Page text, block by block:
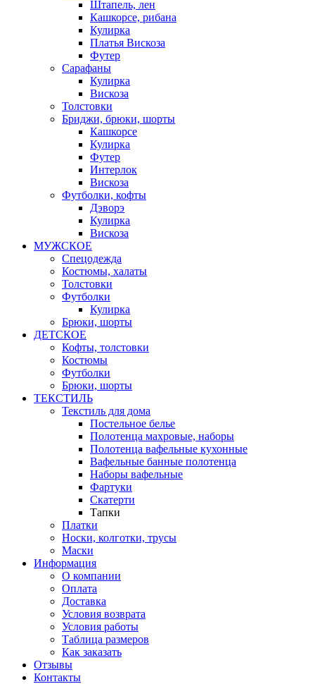
Штапель, лен
Кашкорсе, рибана
Кулирка
Платья Вискоза
Футер
Сарафаны
Кулирка
Вискоза
Толстовки
Бриджи, брюки, шорты
Кашкорсе
Кулирка
Футер
Интерлок
Вискоза
Футболки, кофты
Дэворэ
Кулирка
Вискоза
МУЖСКОЕ
Спецодежда
Костюмы, халаты
Толстовки
Футболки
Кулирка
Брюки, шорты
ДЕТСКОЕ
Кофты, толстовки
Костюмы
Футболки
Брюки, шорты
ТЕКСТИЛЬ
Текстиль для дома
Постельное белье
Полотенца махровые, наборы
Полотенца вафельные кухонные
Вафельные банные полотенца
Наборы вафельные
Фартуки
Скатерти
Тапки
Платки
Носки, колготки, трусы
Маски
Информация
О компании
Оплата
Доставка
Условия возврата
Условия работы
Таблица размеров
Как заказать
Отзывы
Контакты